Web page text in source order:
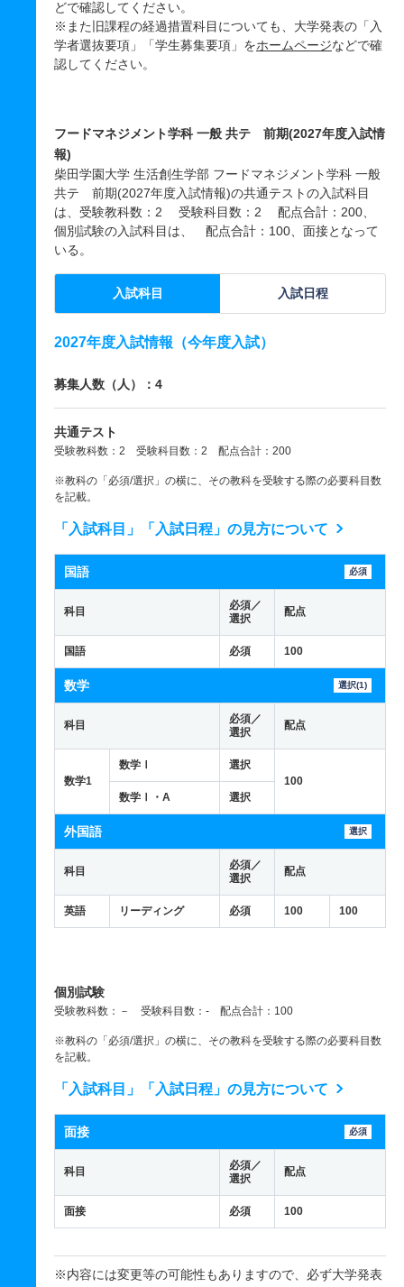
どで確認してください。
※また旧課程の経過措置科目についても、大学発表の「入
学者選抜要項」「学生募集要項」をホームページなどで確
認してください。
フードマネジメント学科 一般 共テ 前期(2027年度入試情
報)
柴田学園大学 生活創生学部 フードマネジメント学科 一般
共テ 前期(2027年度入試情報)の共通テストの入試科目
は、受験教科数：2 受験科目数：2 配点合計：200、
個別試験の入試科目は、 配点合計：100、面接となって
いる。
入試科目 入試日程
2027年度入試情報（今年度入試）
募集人数（人）：4
共通テスト
受験教科数：2 受験科目数：2 配点合計：200
※教科の「必須/選択」の横に、その教科を受験する際の必要科目数
を記載。
「入試科目」「入試日程」の見方について
国語 必須
科目
必須／
選択
配点
国語 必須 100
数学 選択(1)
科目
必須／
選択
配点
数学1
数学Ⅰ
選択
100
数学Ⅰ・A
選択
外国語 選択
科目
必須／
選択
配点
英語 リーディング 必須 100 100
個別試験
受験教科数：－ 受験科目数：- 配点合計：100
※教科の「必須/選択」の横に、その教科を受験する際の必要科目数
を記載。
「入試科目」「入試日程」の見方について
面接 必須
科目
必須／
選択
配点
面接 必須 100
※内容には変更等の可能性もありますので、必ず大学発表